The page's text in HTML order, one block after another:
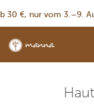
nur vom 3.–9. August